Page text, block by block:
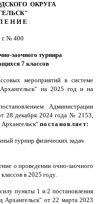
ОКРУГА
Е Н И Е
г. № 400
заочного турнира
7 классов
мероприятий в системе
на 2025 год и на
Администрации
28 декабря 2024 года № 2153,
постановляет:
турнир физических задач
о проведении очно-заочного
в 2025 году.
пункты 1 и 2 постановления
Архангельск" от 22 марта 2023